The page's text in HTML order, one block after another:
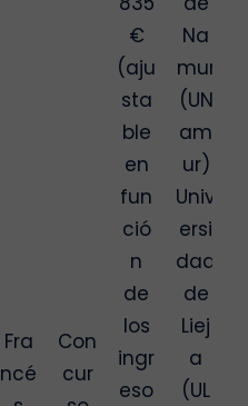
Fra
ncé
Con
cur
€
(aju
sta
ble
en
fun
ció
n
de
los
ingr
eso
Na
mur
(UN
am
ur)
Univ
ersi
dad
de
Liej
a
(UL